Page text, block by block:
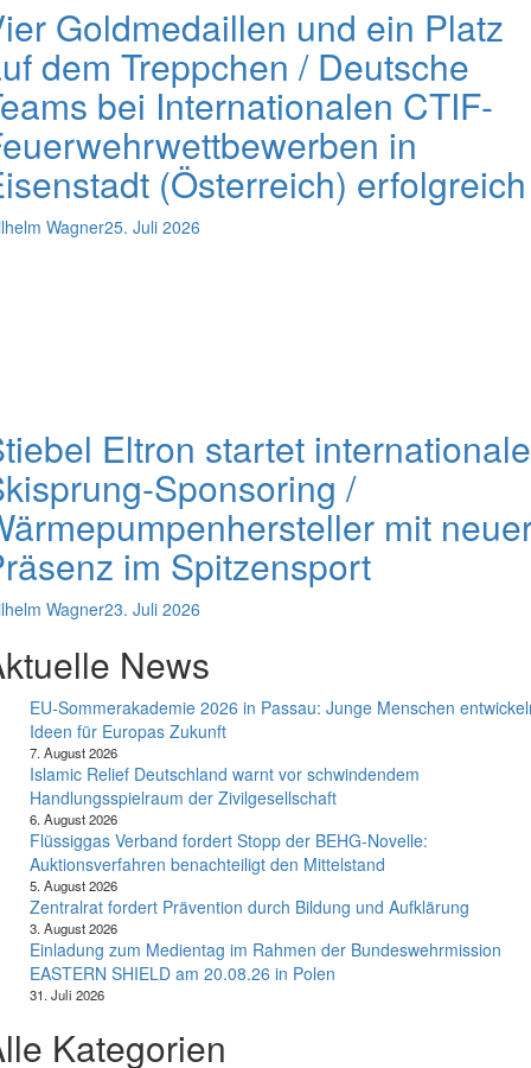
Goldmedaillen und ein Platz
dem Treppchen / Deutsche
bei Internationalen CTIF-
in
(Österreich) erfolgreich
Wagner25. Juli 2026
Eltron startet
Sponsoring /
mit
im Spitzensport
Wagner23. Juli 2026
News
EU-Sommerakademie 2026 in Passau: Junge Menschen
Ideen für Europas Zukunft
7. August 2026
Islamic Relief Deutschland warnt vor schwindendem
Handlungsspielraum der Zivilgesellschaft
6. August 2026
Flüssiggas Verband fordert Stopp der BEHG-Novelle:
Auktionsverfahren benachteiligt den Mittelstand
5. August 2026
Zentralrat fordert Prävention durch Bildung und Aufklärung
3. August 2026
Einladung zum Medientag im Rahmen der Bundeswehrmission
EASTERN SHIELD am 20.08.26 in Polen
31. Juli 2026
Kategorien